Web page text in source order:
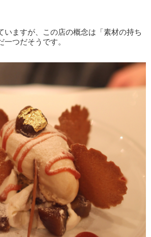
いますが、この店の概念は「素材の持ち
つだそうです。